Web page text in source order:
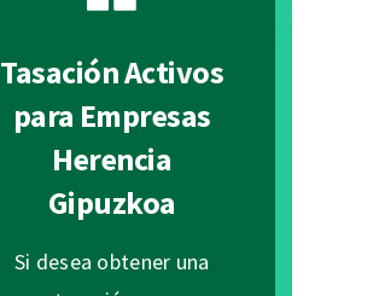
Tasación Activos
para Empresas
Herencia
Gipuzkoa
Si desea obtener una